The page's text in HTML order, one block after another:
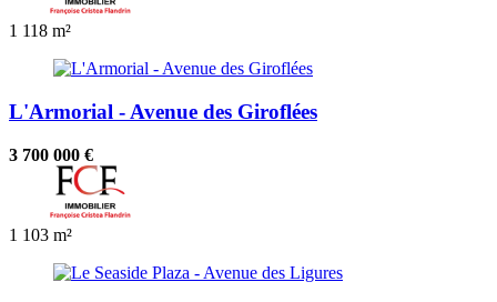
1 118 m²
L'Armorial - Avenue des Giroflées
3 700 000 €
1 103 m²